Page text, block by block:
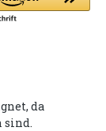
da
sind.